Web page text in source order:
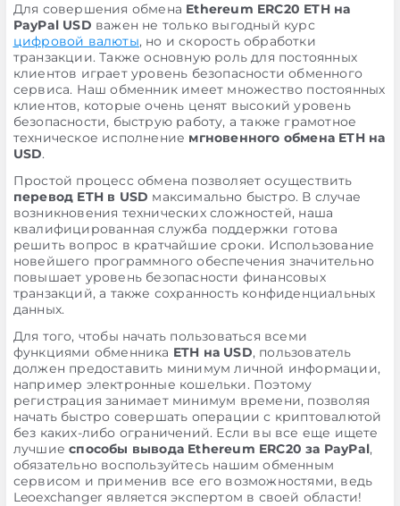
Для совершения обмена Ethereum ERC20 ETH на
PayPal USD важен не только выгодный курс
цифровой валюты, но и скорость обработки
транзакции. Также основную роль для постоянных
клиентов играет уровень безопасности обменного
сервиса. Наш обменник имеет множество постоянных
клиентов, которые очень ценят высокий уровень
безопасности, быструю работу, а также грамотное
техническое исполнение мгновенного обмена ETH на
USD.
Простой процесс обмена позволяет осуществить
перевод ETH в USD максимально быстро. В случае
возникновения технических сложностей, наша
квалифицированная служба поддержки готова
решить вопрос в кратчайшие сроки. Использование
новейшего программного обеспечения значительно
повышает уровень безопасности финансовых
транзакций, а также сохранность конфиденциальных
данных.
Для того, чтобы начать пользоваться всеми
функциями обменника ETH на USD, пользователь
должен предоставить минимум личной информации,
например электронные кошельки. Поэтому
регистрация занимает минимум времени, позволяя
начать быстро совершать операции с криптовалютой
без каких-либо ограничений. Если вы все еще ищете
лучшиеспособы вывода Ethereum ERC20 за PayPal,
обязательно воспользуйтесь нашим обменным
сервисом и применив все его возможностями, ведь
Leoexchanger является экспертом в своей области!